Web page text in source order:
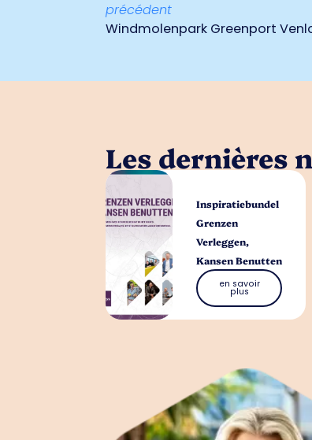
précédent
Windmolenpark Greenport
Les dernières
Inspiratiebundel
Grenzen
Verleggen,
Kansen Benutten
en savoir
plus